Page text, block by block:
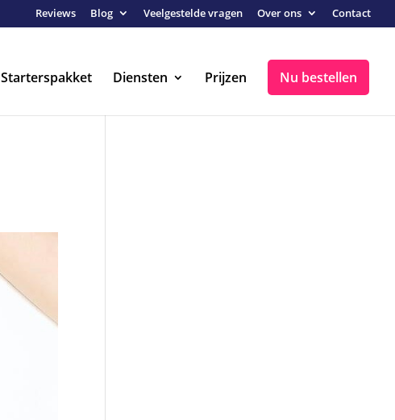
Reviews Blog Veelgestelde vragen Over ons Contact
Starterspakket Diensten Prijzen Nu bestellen